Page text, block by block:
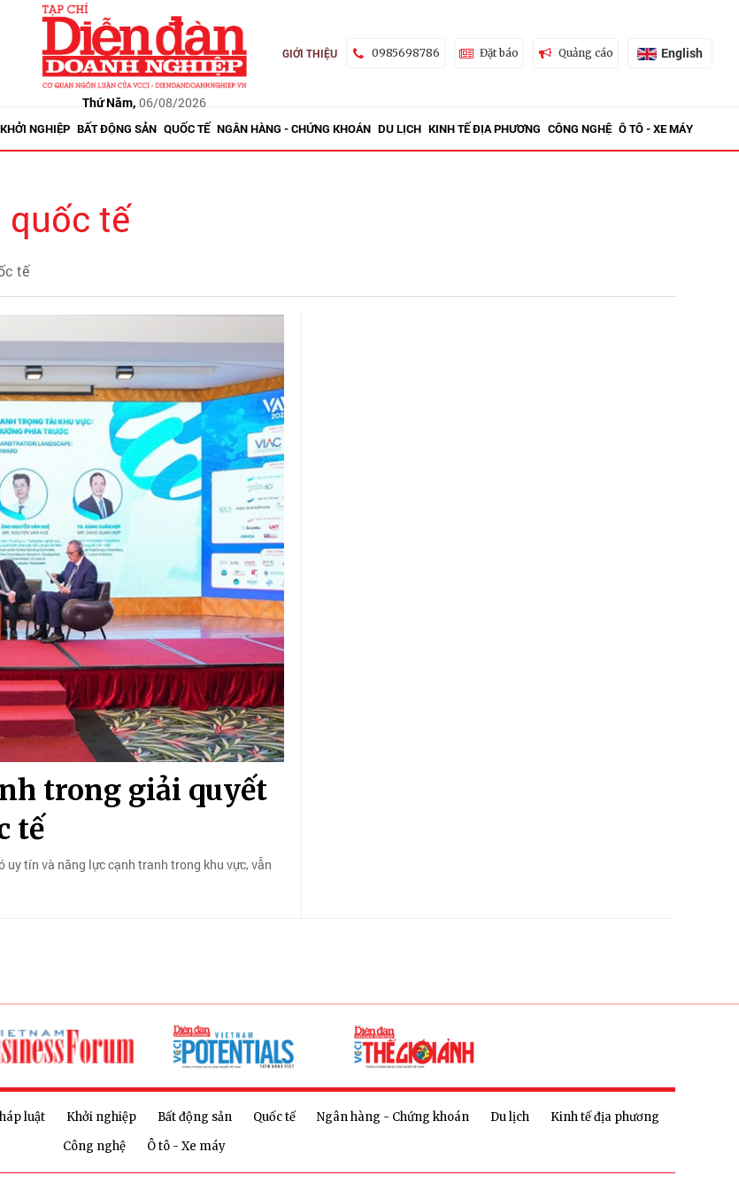
Thứ Năm, 06/08/2026
GIỚI THIỆU 0985698786 Đặt báo Quảng cáo English
KHỞI NGHIỆP BẤT ĐỘNG SẢN QUỐC TẾ NGÂN HÀNG - CHỨNG KHOÁN DU LỊCH KINH TẾ ĐỊA PHƯƠNG CÔNG NGHỆ Ô TÔ - XE MÁY
tế
tế
trong giải quyết
tế
tín và năng lực cạnh tranh trong khu vực, vẫn
luật Khởi nghiệp Bất động sản Quốc tế Ngân hàng - Chứng khoán Du lịch
Kinh tế địa phương
Công nghệ
Ô tô - Xe máy